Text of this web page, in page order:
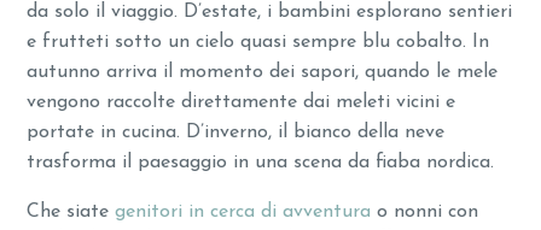
da solo il viaggio. D’estate, i bambini esplorano sentieri
e frutteti sotto un cielo quasi sempre blu cobalto. In
autunno arriva il momento dei sapori, quando le mele
vengono raccolte direttamente dai meleti vicini e
portate in cucina. D’inverno, il bianco della neve
trasforma il paesaggio in una scena da fiaba nordica.
Che siategenitori in cerca di avventura o nonni con